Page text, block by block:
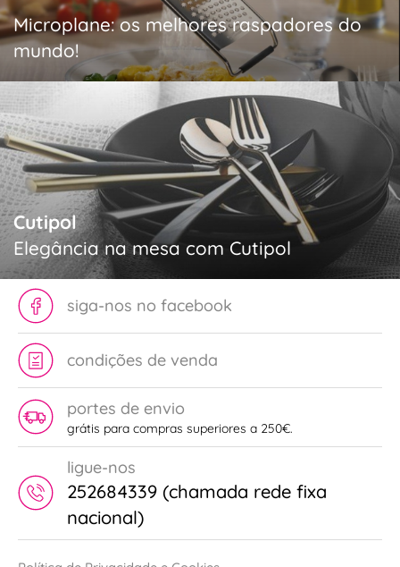
Microplane: os melhores raspadores do
mundo!
Cutipol
Elegância na mesa com Cutipol
siga-nos no facebook
condições de venda
portes de envio
grátis para compras superiores a 250€.
ligue-nos
252684339 (chamada rede fixa
nacional)